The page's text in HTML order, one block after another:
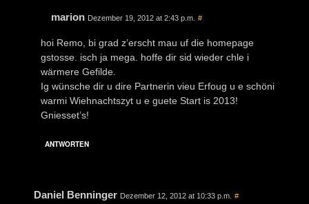
marion Dezember 19, 2012 at 2:43 p.m. #
hoi Remo, bi grad z’erscht mau uf die homepage
gstosse. isch ja mega. hoffe dir sid wieder chle i
wärmere Gefilde.
Ig wünsche dir u dire Partnerin vieu Erfoug u e schöni
warmi Wiehnachtszyt u e guete Start is 2013!
Gniesset’s!
ANTWORTEN
Daniel Benninger Dezember 12, 2012 at 10:33 p.m. #